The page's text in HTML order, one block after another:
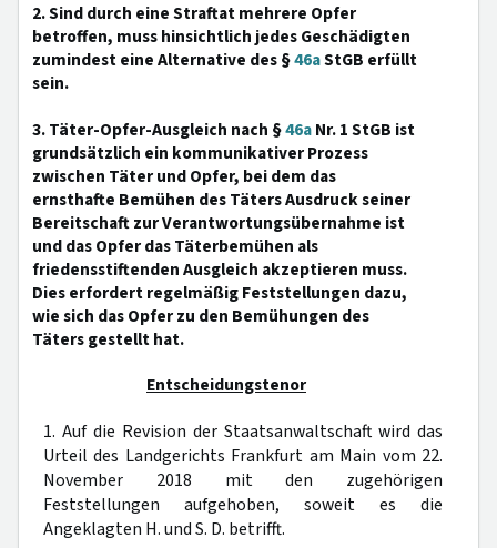
2. Sind durch eine Straftat mehrere Opfer
betroffen, muss hinsichtlich jedes Geschädigten
zumindest eine Alternative des §46aStGB erfüllt
sein.
3. Täter-Opfer-Ausgleich nach §46aNr. 1 StGB ist
grundsätzlich ein kommunikativer Prozess
zwischen Täter und Opfer, bei dem das
ernsthafte Bemühen des Täters Ausdruck seiner
Bereitschaft zur Verantwortungsübernahme ist
und das Opfer das Täterbemühen als
friedensstiftenden Ausgleich akzeptieren muss.
Dies erfordert regelmäßig Feststellungen dazu,
wie sich das Opfer zu den Bemühungen des
Täters gestellt hat.
Entscheidungstenor
1. Auf die Revision der Staatsanwaltschaft wird das
Urteil des Landgerichts Frankfurt am Main vom 22.
November 2018 mit den zugehörigen
Feststellungen aufgehoben, soweit es die
Angeklagten H. und S. D. betrifft.